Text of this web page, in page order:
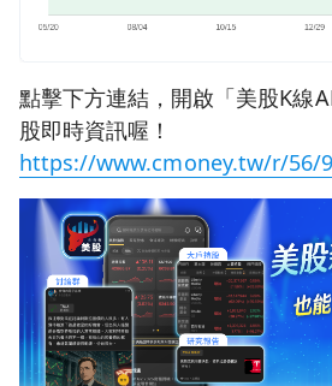
點擊下方連結，開啟「美股K線
股即時資訊喔！
https://www.cmoney.tw/r/56/